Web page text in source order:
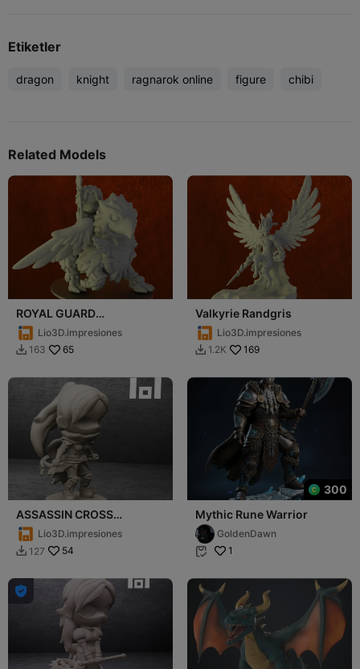
Etiketler
dragon knight ragnarok online figure chibi
Related Models
ROYAL GUARD
(RAGNAROK ONLINE)
Lio3D.impresiones
 163 65
Valkyrie Randgris
Lio3D.impresiones
 1.2K 169
ASSASSIN CROSS
(FEMALE) (RAGNAROK
ONLINE)
Lio3D.impresiones
 127 54
300
Mythic Rune Warrior
GoldenDawn
 1
